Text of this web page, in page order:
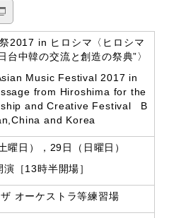
2017 in ヒロシマ〈ヒロシマ
台中韓の交流と創造の祭典”〉
Music Festival 2017 in
from Hiroshima for the
and Creative Festival B
and Korea
曜日），29日（日曜日）
［13時半開場］
オーケストラ等練習場